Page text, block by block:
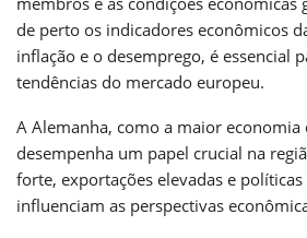
de perto os indicadores econômicos
inflação e o desemprego, é essencial
tendências do mercado europeu.
A Alemanha, como a maior economia
desempenha um papel crucial na
forte, exportações elevadas e
influenciam as perspectivas